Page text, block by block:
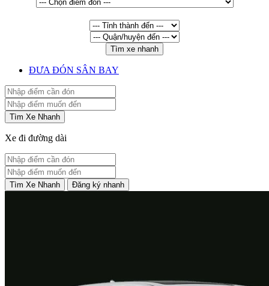
Tìm xe nhanh
ĐƯA ĐÓN SÂN BAY
Tìm Xe Nhanh
Xe đi đường dài
Tìm Xe Nhanh Đăng ký nhanh